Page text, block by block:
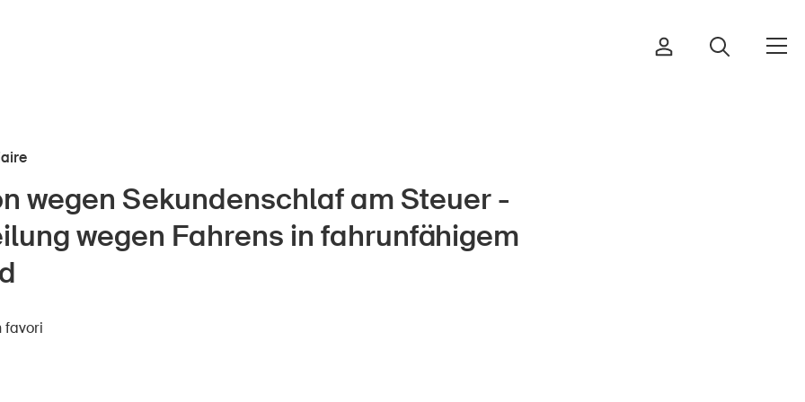
Cours et événements
wegen Sekundenschlaf am Steuer -
wegen Fahrens in fahrunfähigem
favori